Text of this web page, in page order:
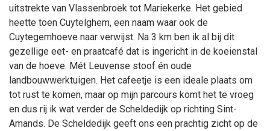
uitstrekte van Vlassenbroek tot Mariekerke. Het gebied
heette toen Cuytelghem, een naam waar ook de
Cuytegemhoeve naar verwijst. Na 3 km ben ik al bij dit
gezellige eet- en praatcafé dat is ingericht in de koeienstal
van de hoeve. Mét Leuvense stoof én oude
landbouwwerktuigen. Het cafeetje is een ideale plaats om
tot rust te komen, maar op mijn parcours komt het te vroeg
en dus rij ik wat verder de Scheldedijk op richting Sint-
Amands. De Scheldedijk geeft ons een prachtig zicht op de